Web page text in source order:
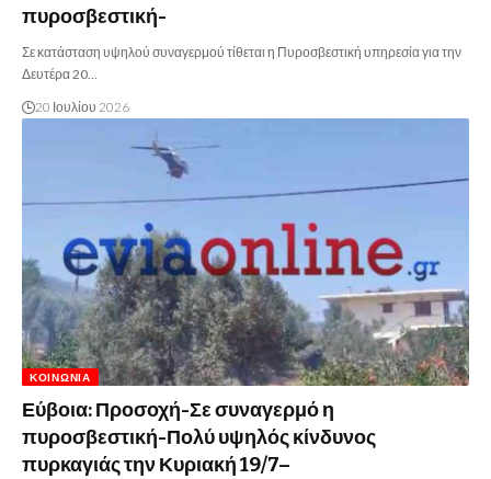
πυροσβεστική-
Σε κατάσταση υψηλού συναγερμού τίθεται η Πυροσβεστική υπηρεσία για την
Δευτέρα 20…
20 Ιουλίου 2026
ΚΟΙΝΩΝΊΑ
Εύβοια: Προσοχή-Σε συναγερμό η
πυροσβεστική-Πολύ υψηλός κίνδυνος
πυρκαγιάς την Κυριακή 19/7–